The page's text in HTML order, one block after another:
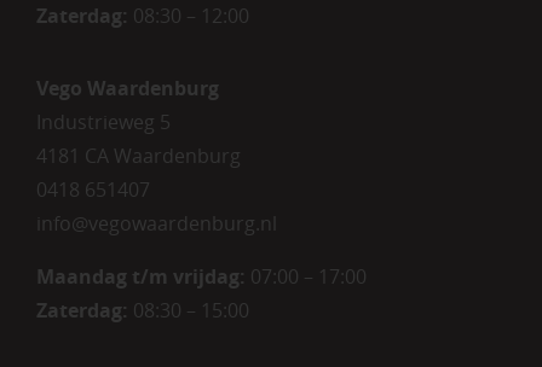
Zaterdag: 08:30 – 12:00
Vego Waardenburg
Industrieweg 5
4181 CA Waardenburg
0418 651407
info@vegowaardenburg.nl
Maandag t/m vrijdag: 07:00 – 17:00
Zaterdag: 08:30 – 15:00